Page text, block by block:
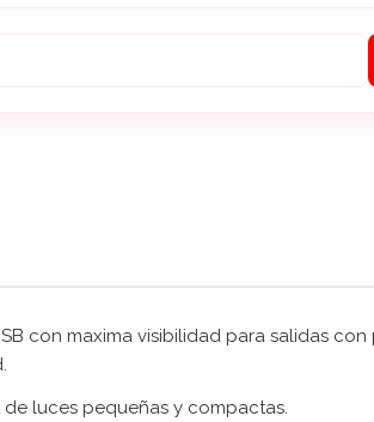
con maxima visibilidad para salidas
luces pequeñas y compactas.